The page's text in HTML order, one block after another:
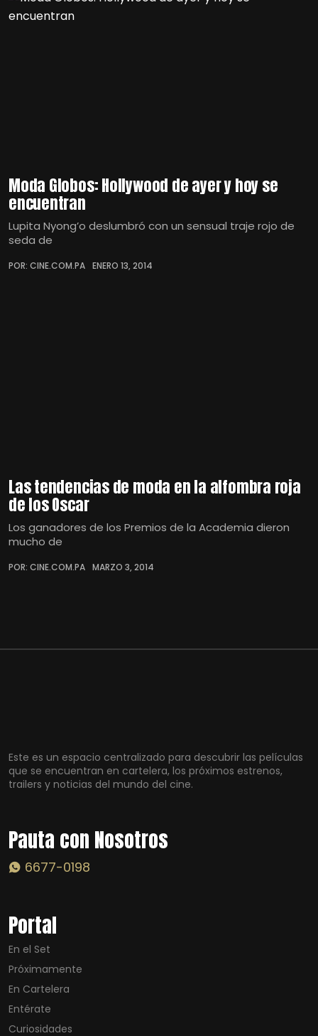
Moda Globos: Hollywood de ayer y hoy se
encuentran
Lupita Nyong’o deslumbró con un sensual traje rojo de
seda de
POR: CINE.COM.PA ENERO 13, 2014
Las tendencias de moda en la alfombra roja
de los Oscar
Los ganadores de los Premios de la Academia dieron
mucho de
POR: CINE.COM.PA MARZO 3, 2014
Este es un espacio centralizado para descubrir las películas
que se encuentran en cartelera, los próximos estrenos,
trailers y noticias del mundo del cine.
Pauta con Nosotros
6677-0198
Portal
En el Set
Próximamente
En Cartelera
Entérate
Curiosidades